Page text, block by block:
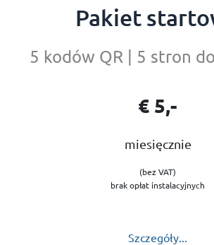
Pakiet
5 kodów QR | 5 stron
€ 5,-
miesięcznie
(bez VAT)
brak opłat instalacyjnych
Szczegóły...